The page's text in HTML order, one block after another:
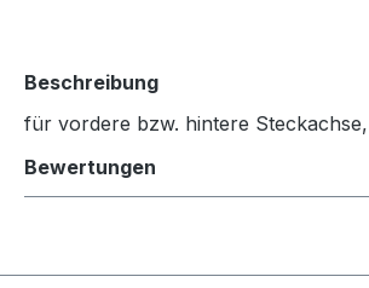
Beschreibung
für vordere bzw. hintere
Bewertungen